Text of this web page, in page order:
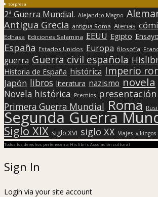
Sorpresa
2ª Guerra Mundial. Alejandro Magno
Antigua Grecia antigua Roma Atenas
Edhasa Ediciones Salamina EEUU Egipto Ensayo
España Estados Unidos Europa filosofía
guerra Guerra civil española
Historia de España histórica Imperio
Japón libros literatura nazismo novela
Novela histórica Premios presentación
Primera Guerra Mundial Roma
Segunda Guerra
Siglo XIX siglo XVI siglo XX Viajes vikingos
Todos los derechos pertenecen a Hislibris Asociación cultural
Sign In
Login via your site account